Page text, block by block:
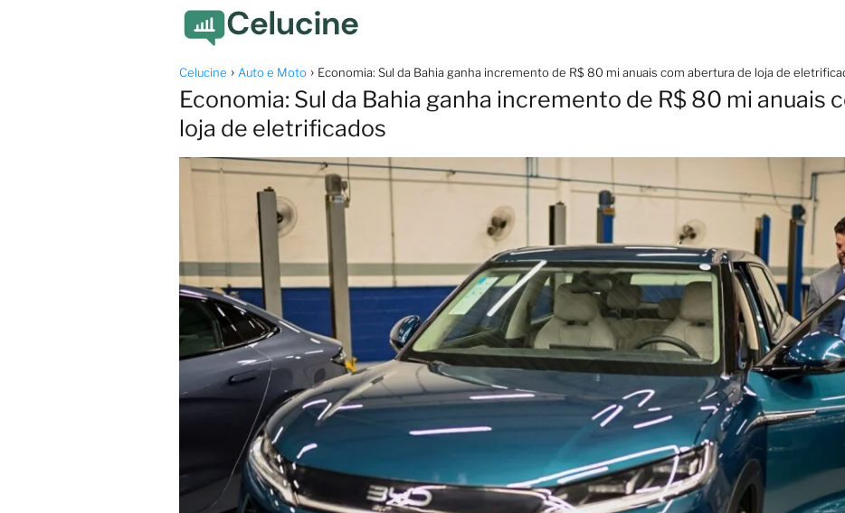
Celucine Auto e Moto Economia: Sul da Bahia ganha incremento de R$ 80 mi anuais com abertura de loja de
Economia: Sul da Bahia ganha incremento de R$ 80 mi anuais
loja de eletrificados